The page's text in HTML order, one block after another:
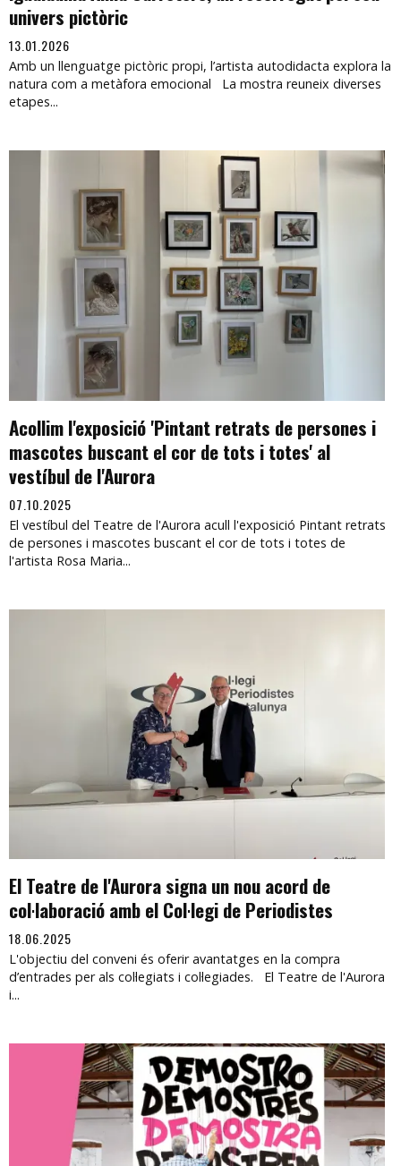
univers pictòric
13.01.2026
Amb un llenguatge pictòric propi, l’artista autodidacta explora la
natura com a metàfora emocional La mostra reuneix diverses
etapes...
Acollim l'exposició 'Pintant retrats de persones i
mascotes buscant el cor de tots i totes' al
vestíbul de l'Aurora
07.10.2025
El vestíbul del Teatre de l'Aurora acull l'exposició Pintant retrats
de persones i mascotes buscant el cor de tots i totes de
l'artista Rosa Maria...
El Teatre de l'Aurora signa un nou acord de
col·laboració amb el Col·legi de Periodistes
18.06.2025
L'objectiu del conveni és oferir avantatges en la compra
d’entrades per als col·legiats i col·legiades. El Teatre de l'Aurora
i...